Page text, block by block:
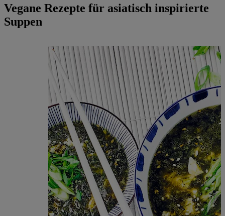
Vegane Rezepte für asiatisch inspirierte
Suppen